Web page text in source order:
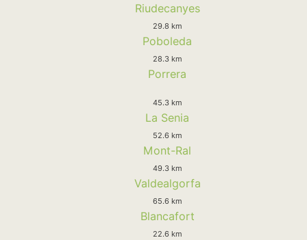
Riudecanyes
29.8 km
Poboleda
28.3 km
Porrera
45.3 km
La Senia
52.6 km
Mont-Ral
49.3 km
Valdealgorfa
65.6 km
Blancafort
22.6 km